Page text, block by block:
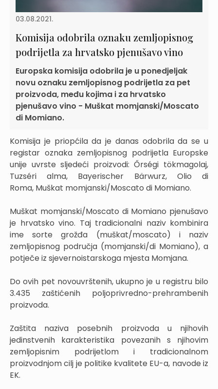
03.08.2021.
Komisija odobrila oznaku zemljopisnog
podrijetla za hrvatsko pjenušavo vino
Europska komisija odobrila je u ponedjeljak
novu oznaku zemljopisnog podrijetla za pet
proizvoda, među kojima i za hrvatsko
pjenušavo vino - Muškat momjanski/Moscato
di Momiano.
Komisija je priopćila da je danas odobrila da se u
registar oznaka zemljopisnog podrijetla Europske
unije uvrste sljedeći proizvodi: Őrségi tökmagolaj,
Tuzséri alma, Bayerischer Bärwurz, Olio di
Roma, Muškat momjanski/Moscato di Momiano.
Muškat momjanski/Moscato di Momiano pjenušavo
je hrvatsko vino. Taj tradicionalni naziv kombinira
ime sorte grožđa (muškat/moscato) i naziv
zemljopisnog područja (momjanski/di Momiano), a
potječe iz sjevernoistarskoga mjesta Momjana.
Do ovih pet novouvrštenih, ukupno je u registru bilo
3.435 zaštićenih poljoprivredno-prehrambenih
proizvoda.
Zaštita naziva posebnih proizvoda u njihovih
jedinstvenih karakteristika povezanih s njihovim
zemljopisnim podrijetlom i tradicionalnom
proizvodnjom cilj je politike kvalitete EU-a, navode iz
EK.